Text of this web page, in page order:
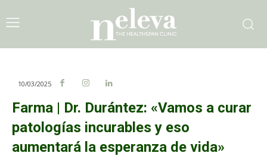
10/03/2025
Farma | Dr. Durántez: «Vamos a curar
patologías incurables y eso
aumentará la esperanza de vida»